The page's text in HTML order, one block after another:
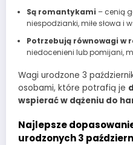
Są romantykami – cenią
niespodzianki, miłe słowa i
Potrzebują równowagi w
niedocenieni lub pomijani,
Wagi urodzone 3
osobami, które potrafią je
wspierać w dążeniu do
Najlepsze
urodzonych 3